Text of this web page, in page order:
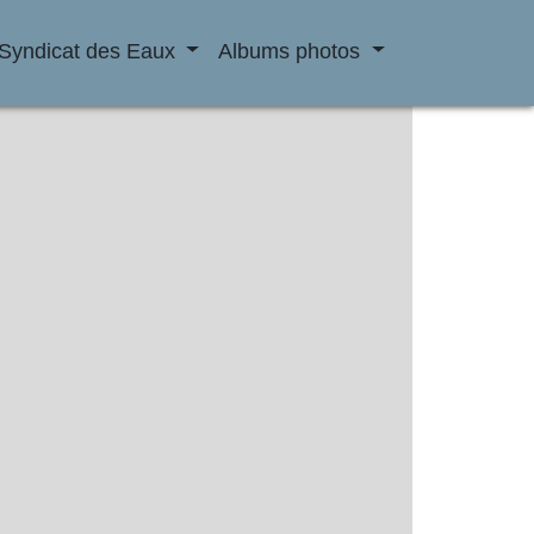
Syndicat des Eaux Albums photos